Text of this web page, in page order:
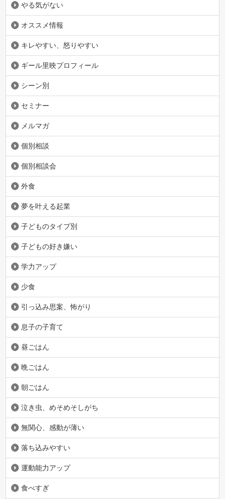
やる気がない
オススメ情報
キレやすい、怒りやすい
ギール里映プロフィール
シーン別
セミナー
メルマガ
個別相談
個別相談会
外食
夢を叶える起業
子どものタイプ別
子どもの好き嫌い
学力アップ
少食
引っ込み思案、怖がり
息子の子育て
昼ごはん
晩ごはん
朝ごはん
泣き虫、めそめそしがち
無関心、感動が薄い
落ち込みやすい
運動能力アップ
食べすぎ